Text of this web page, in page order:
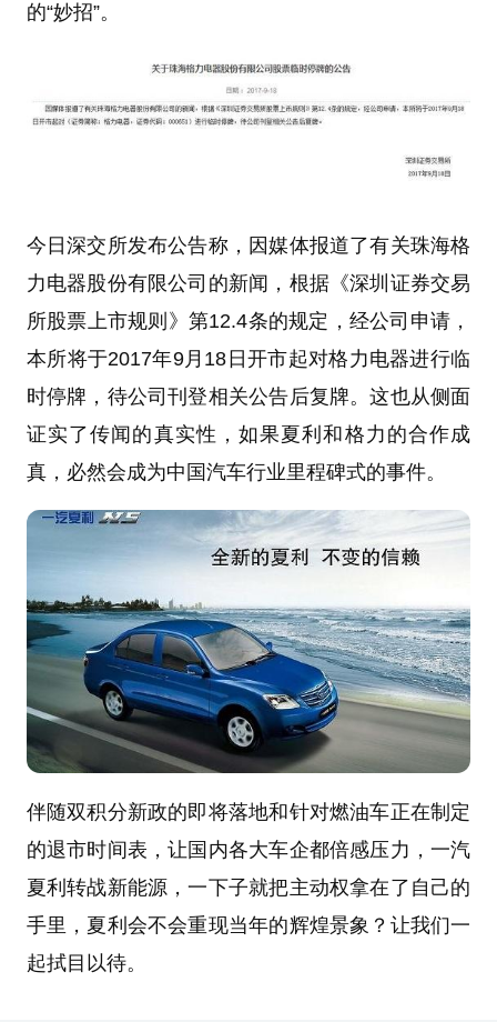
的“妙招”。
今日深交所发布公告称，因媒体报道了有关珠海格
力电器股份有限公司的新闻，根据《深圳证券交易
所股票上市规则》第12.4条的规定，经公司申请，
本所将于2017年9月18日开市起对格力电器进行临
时停牌，待公司刊登相关公告后复牌。这也从侧面
证实了传闻的真实性，如果夏利和格力的合作成
真，必然会成为中国汽车行业里程碑式的事件。
伴随双积分新政的即将落地和针对燃油车正在制定
的退市时间表，让国内各大车企都倍感压力，一汽
夏利转战新能源，一下子就把主动权拿在了自己的
手里，夏利会不会重现当年的辉煌景象？让我们一
起拭目以待。